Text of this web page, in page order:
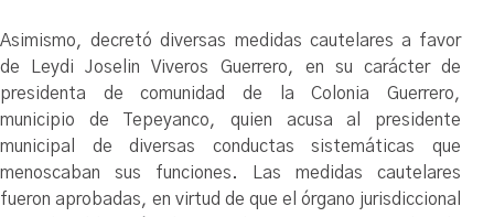
Asimismo, decretó diversas medidas cautelares a favor
de Leydi Joselin Viveros Guerrero, en su carácter de
presidenta de comunidad de la Colonia Guerrero,
municipio de Tepeyanco, quien acusa al presidente
municipal de diversas conductas sistemáticas que
menoscaban sus funciones. Las medidas cautelares
fueron aprobadas, en virtud de que el órgano jurisdiccional